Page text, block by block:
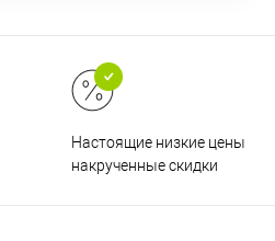
Настоящие низкие цены и
накрученные скидки